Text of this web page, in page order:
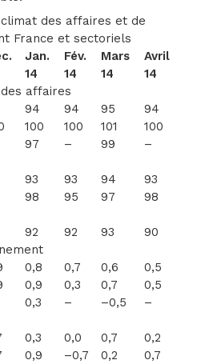
des affaires et de
France et sectoriels
Jan.
14
Fév.
14
Mars
14
Avril
14
affaires
94 94 95
94
100 100 101
100
97 – 99 –
93 93 94
93
98 95 97 98
92 92 93
90
0,8 0,7 0,6
0,5
0,9 0,3 0,7
0,5
0,3 – –0,5 –
0,3 0,0 0,7
0,2
0,9 –0,7 0,2 0,7